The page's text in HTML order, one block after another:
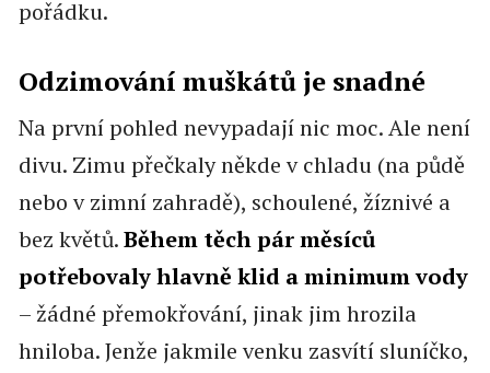
pořádku.
Odzimování muškátů je snadné
Na první pohled nevypadají nic moc. Ale není
divu. Zimu přečkaly někde v chladu (na půdě
nebo v zimní zahradě), schoulené, žíznivé a
bez květů.Během těch pár měsíců
potřebovaly hlavně klid a minimum vody
– žádné přemokřování, jinak jim hrozila
hniloba. Jenže jakmile venku zasvítí sluníčko,